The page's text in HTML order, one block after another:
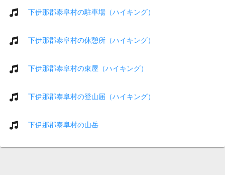
下伊那郡泰阜村の駐車場（ハイキング）
下伊那郡泰阜村の休憩所（ハイキング）
下伊那郡泰阜村の東屋（ハイキング）
下伊那郡泰阜村の登山届（ハイキング）
下伊那郡泰阜村の山岳